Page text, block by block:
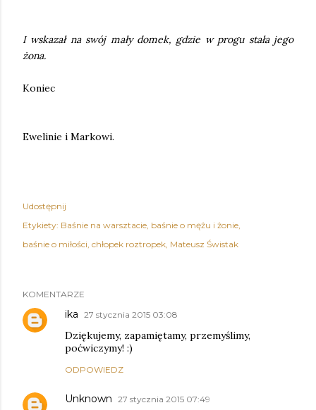
I wskazał na swój mały domek, gdzie w progu stała jego
żona.
Koniec
Ewelinie i Markowi.
Udostępnij
Etykiety: Baśnie na warsztacie baśnie o mężu i żonie
baśnie o miłości chłopek roztropek Mateusz Świstak
KOMENTARZE
ika 27 stycznia 2015 03:08
Dziękujemy, zapamiętamy, przemyślimy,
poćwiczymy! :)
ODPOWIEDZ
Unknown 27 stycznia 2015 07:49